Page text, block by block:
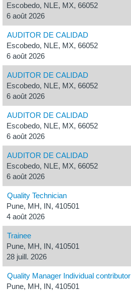
Escobedo, NLE, MX, 66052
6 août 2026
AUDITOR DE CALIDAD
Escobedo, NLE, MX, 66052
6 août 2026
AUDITOR DE CALIDAD
Escobedo, NLE, MX, 66052
6 août 2026
AUDITOR DE CALIDAD
Escobedo, NLE, MX, 66052
6 août 2026
AUDITOR DE CALIDAD
Escobedo, NLE, MX, 66052
6 août 2026
Quality Technician
Pune, MH, IN, 410501
4 août 2026
Trainee
Pune, MH, IN, 410501
28 juill. 2026
Quality Manager Individual contributor
Pune, MH, IN, 410501